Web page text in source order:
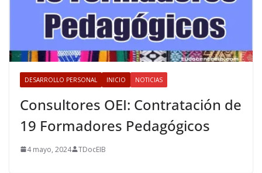
DESARROLLO PERSONAL INICIO NOTICIAS
Consultores OEI: Contratación de
19 Formadores Pedagógicos
4 mayo, 2024 TDocEIB